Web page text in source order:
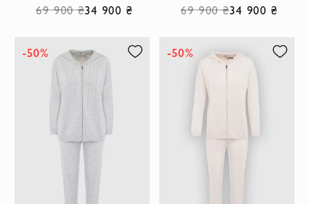
69 900 ₴34 900 ₴ 69 900 ₴34 900 ₴
-50% -50%